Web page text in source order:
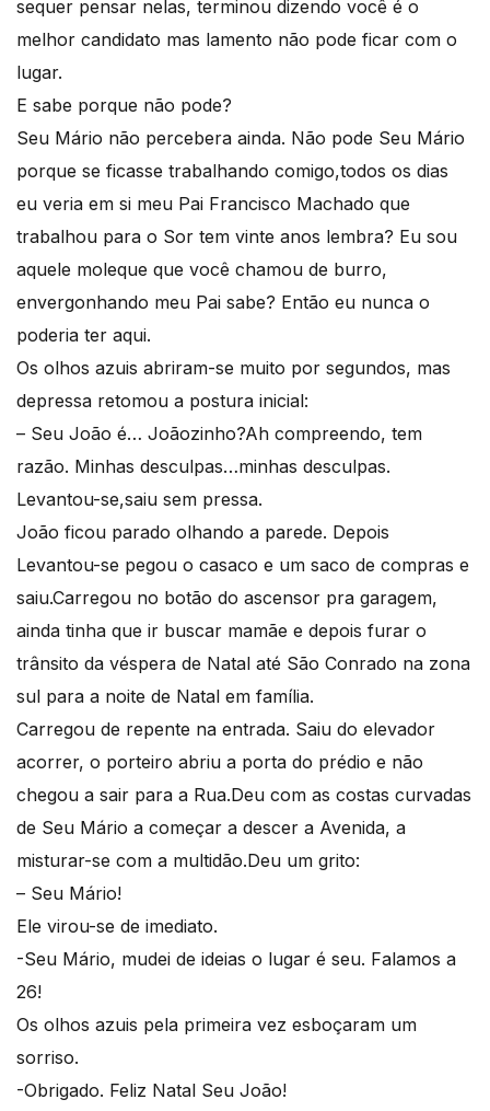
sequer pensar nelas, terminou dizendo você é o
melhor candidato mas lamento não pode ficar com o
lugar.
E sabe porque não pode?
Seu Mário não percebera ainda. Não pode Seu Mário
porque se ficasse trabalhando comigo,todos os dias
eu veria em si meu Pai Francisco Machado que
trabalhou para o Sor tem vinte anos lembra? Eu sou
aquele moleque que você chamou de burro,
envergonhando meu Pai sabe? Então eu nunca o
poderia ter aqui.
Os olhos azuis abriram-se muito por segundos, mas
depressa retomou a postura inicial:
– Seu João é… Joãozinho?Ah compreendo, tem
razão. Minhas desculpas…minhas desculpas.
Levantou-se,saiu sem pressa.
João ficou parado olhando a parede. Depois
Levantou-se pegou o casaco e um saco de compras e
saiu.Carregou no botão do ascensor pra garagem,
ainda tinha que ir buscar mamãe e depois furar o
trânsito da véspera de Natal até São Conrado na zona
sul para a noite de Natal em família.
Carregou de repente na entrada. Saiu do elevador
acorrer, o porteiro abriu a porta do prédio e não
chegou a sair para a Rua.Deu com as costas curvadas
de Seu Mário a começar a descer a Avenida, a
misturar-se com a multidão.Deu um grito:
– Seu Mário!
Ele virou-se de imediato.
-Seu Mário, mudei de ideias o lugar é seu. Falamos a
26!
Os olhos azuis pela primeira vez esboçaram um
sorriso.
-Obrigado. Feliz Natal Seu João!